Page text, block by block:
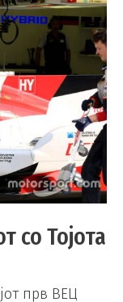
со Тојота
прв ВЕЦ